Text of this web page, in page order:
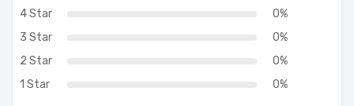
4 Star
0%
3 Star
0%
2 Star
0%
1 Star
0%